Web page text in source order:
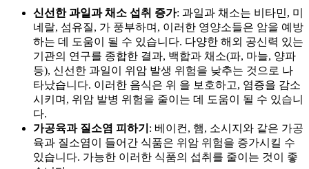
신선한 과일과 채소 섭취 증가: 과일과 채소는 비타민, 미
네랄, 섬유질, 가 풍부하며, 이러한 영양소들은 암을 예방
하는 데 도움이 될 수 있습니다. 다양한 해외 공신력 있는
기관의 연구를 종합한 결과, 백합과 채소(파, 마늘, 양파
등), 신선한 과일이 위암 발생 위험을 낮추는 것으로 나
타났습니다. 이러한 음식은 위 을 보호하고, 염증을 감소
시키며, 위암 발병 위험을 줄이는 데 도움이 될 수 있습니
다.
가공육과 질소염 피하기 : 베이컨, 햄, 소시지와 같은 가공
육과 질소염이 들어간 식품은 위암 위험을 증가시킬 수
있습니다. 가능한 이러한 식품의 섭취를 줄이는 것이 좋